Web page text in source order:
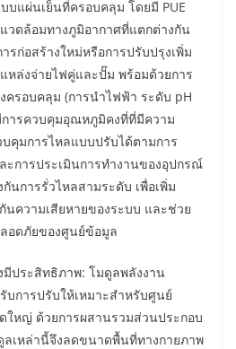
บแผ่นเย็นที่ครอบคลุม โดยมี PUE
วดล้อมทางภูมิอากาศที่แตกต่างกัน
รก่อสร้างใหม่หรือการปรับปรุงเพิ่ม
หล่งจ่ายไฟคู่และปั๊ม พร้อมด้วยการ
รอบคลุม (การนำไฟฟ้า ระดับ pH
ารควบคุมอุณหภูมิคงที่ที่มีความ
บคุมการไหลแบบปรับได้ตามการ
ะการประเมินการทำงานของอุปกรณ์
นการรั่วไหลสามระดับ เพื่อเพิ่ม
นความเสียหายของระบบ และช่วย
อดภัยของศูนย์ข้อมูล
มีประสิทธิภาพ: โมดูลพลังงาน
บการปรับให้เหมาะสำหรับศูนย์
หญ่ ด้วยการผสานรวมส่วนประกอบ
เหล่านี้จึงลดขนาดพื้นที่ทางกายภาพ